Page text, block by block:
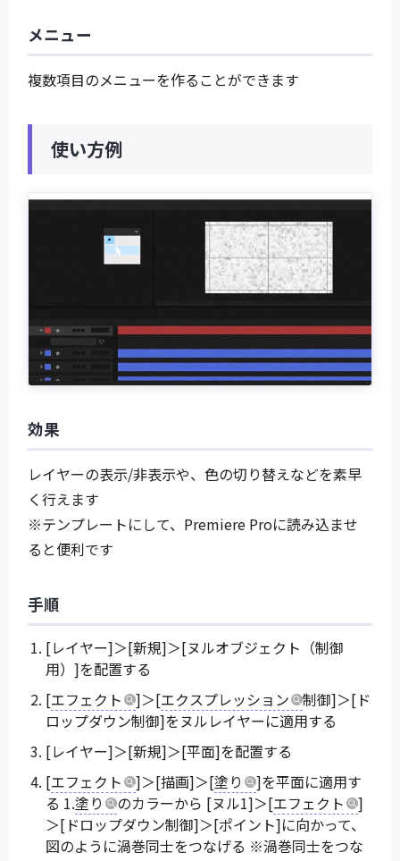
メニュー
複数項目のメニューを作ることができます
使い方例
効果
レイヤーの表示/非表示や、色の切り替えなどを素早
く行えます
※テンプレートにして、Premiere Proに読み込ませ
ると便利です
手順
[レイヤー]＞[新規]＞[ヌルオブジェクト（制御
用）]を配置する
[エフェクト ]＞[エクスプレッション
制御]＞[ド
ロップダウン制御]をヌルレイヤーに適用する
[レイヤー]＞[新規]＞[平面]を配置する
[エフェクト ]＞[描画]＞[塗り
]を平面に適用す
る 1.塗り のカラーから [ヌル1]＞[エフェクト
]
＞[ドロップダウン制御]＞[ポイント]に向かって、
図のように渦巻同士をつなげる ※渦巻同士をつな